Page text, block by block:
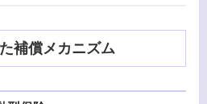
補償メカニズム